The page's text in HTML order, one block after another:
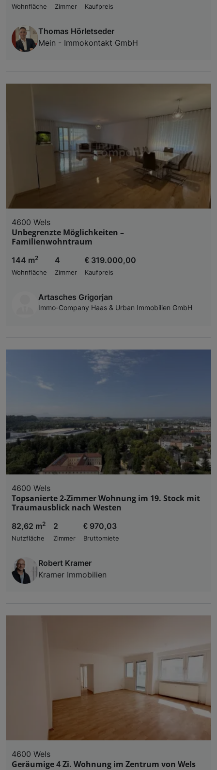
Wohnfläche
Zimmer Kaufpreis
Thomas Hörletseder
Mein - Immokontakt GmbH
4600 Wels
Unbegrenzte Möglichkeiten –
Familienwohntraum
144 m2
Wohnfläche
4
Zimmer
€ 319.000,00
Kaufpreis
Artasches Grigorjan
Immo-Company Haas & Urban Immobilien GmbH
4600 Wels
Topsanierte 2-Zimmer Wohnung im 19. Stock mit
Traumausblick nach Westen
82,62 m2
Nutzfläche
2
Zimmer
€ 970,03
Bruttomiete
Robert Kramer
Kramer Immobilien
4600 Wels
Geräumige 4 Zi. Wohnung im Zentrum von Wels